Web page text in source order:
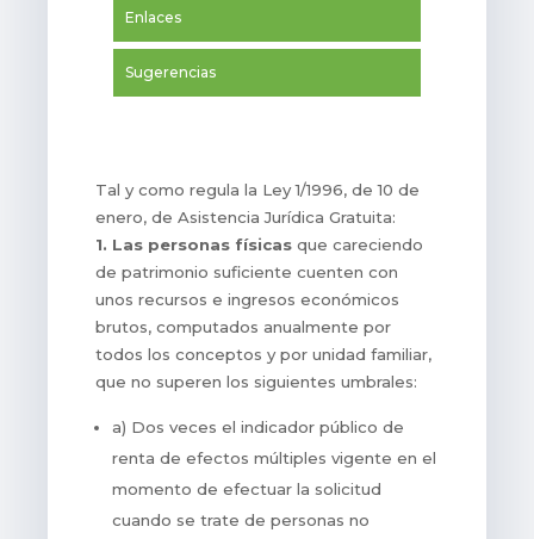
Enlaces
Sugerencias
Tal y como regula la Ley 1/1996, de 10 de
enero, de Asistencia Jurídica Gratuita:
1. Las personas físicas que careciendo
de patrimonio suficiente cuenten con
unos recursos e ingresos económicos
brutos, computados anualmente por
todos los conceptos y por unidad familiar,
que no superen los siguientes umbrales:
a) Dos veces el indicador público de
renta de efectos múltiples vigente en el
momento de efectuar la solicitud
cuando se trate de personas no